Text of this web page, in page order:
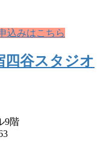
込みはこちら
谷スタジオ
9階